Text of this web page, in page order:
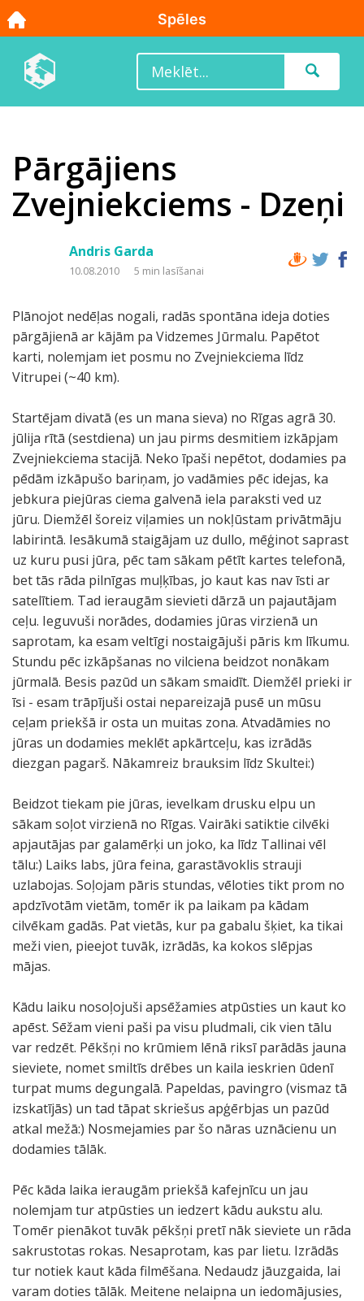
Pārgājiens
Zvejniekciems - Dzeņi
Andris Garda
10.08.2010 5 min lasīšanai
Plānojot nedēļas nogali, radās spontāna ideja doties
pārgājienā ar kājām pa Vidzemes Jūrmalu. Papētot
karti, nolemjam iet posmu no Zvejniekciema līdz
Vitrupei (~40 km).
Startējam divatā (es un mana sieva) no Rīgas agrā 30.
jūlija rītā (sestdiena) un jau pirms desmitiem izkāpjam
Zvejniekciema stacijā. Neko īpaši nepētot, dodamies pa
pēdām izkāpušo bariņam, jo vadāmies pēc idejas, ka
jebkura piejūras ciema galvenā iela paraksti ved uz
jūru. Diemžēl šoreiz viļamies un nokļūstam privātmāju
labirintā. Iesākumā staigājam uz dullo, mēģinot saprast
uz kuru pusi jūra, pēc tam sākam pētīt kartes telefonā,
bet tās rāda pilnīgas muļķības, jo kaut kas nav īsti ar
satelītiem. Tad ieraugām sievieti dārzā un pajautājam
ceļu. Ieguvuši norādes, dodamies jūras virzienā un
saprotam, ka esam veltīgi nostaigājuši pāris km līkumu.
Stundu pēc izkāpšanas no vilciena beidzot nonākam
jūrmalā. Besis pazūd un sākam smaidīt. Diemžēl prieki ir
īsi - esam trāpījuši ostai nepareizajā pusē un mūsu
ceļam priekšā ir osta un muitas zona. Atvadāmies no
jūras un dodamies meklēt apkārtceļu, kas izrādās
diezgan pagarš. Nākamreiz brauksim līdz Skultei:)
Beidzot tiekam pie jūras, ievelkam drusku elpu un
sākam soļot virzienā no Rīgas. Vairāki satiktie cilvēki
apjautājas par galamērķi un joko, ka līdz Tallinai vēl
tālu:) Laiks labs, jūra feina, garastāvoklis strauji
uzlabojas. Soļojam pāris stundas, vēloties tikt prom no
apdzīvotām vietām, tomēr ik pa laikam pa kādam
cilvēkam gadās. Pat vietās, kur pa gabalu šķiet, ka tikai
meži vien, pieejot tuvāk, izrādās, ka kokos slēpjas
mājas.
Kādu laiku nosoļojuši apsēžamies atpūsties un kaut ko
apēst. Sēžam vieni paši pa visu pludmali, cik vien tālu
var redzēt. Pēkšņi no krūmiem lēnā riksī parādās jauna
sieviete, nomet smiltīs drēbes un kaila ieskrien ūdenī
turpat mums degungalā. Papeldas, pavingro (vismaz tā
izskatījās) un tad tāpat skriešus apģērbjas un pazūd
atkal mežā:) Nosmejamies par šo nāras uznācienu un
dodamies tālāk.
Pēc kāda laika ieraugām priekšā kafejnīcu un jau
nolemjam tur atpūsties un iedzert kādu aukstu alu.
Tomēr pienākot tuvāk pēkšņi pretī nāk sieviete un rāda
sakrustotas rokas. Nesaprotam, kas par lietu. Izrādās
tur notiek kaut kāda filmēšana. Nedaudz jāuzgaida, lai
varam doties tālāk. Meitene nelaipna un iedomājusies,